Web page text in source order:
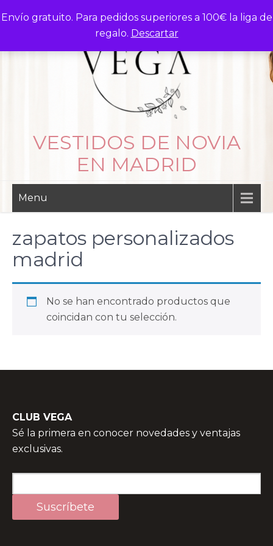
Envío gratuito. Para pedidos superiores a 100€ la liga de
regalo. Descartar
to
VESTIDOS DE NOVIA
EN MADRID
Menu
zapatos personalizados
madrid
No se han encontrado productos que
coincidan con tu selección.
CLUB VEGA
Sé la primera en conocer novedades y ventajas
exclusivas.